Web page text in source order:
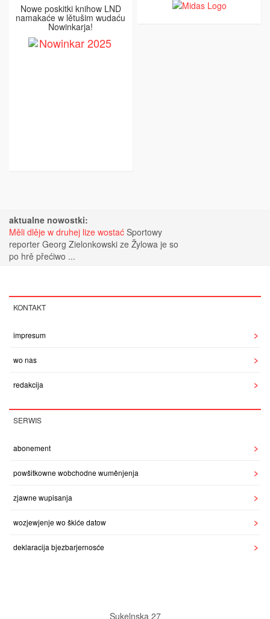
Nowe poskitki knihow LND
namakaće w lětušim wudaću
Nowinkarja!
aktualne nowostki:
Měli dlěje w druhej lize wostać Sportowy
reporter Georg Zielonkowski ze Žylowa je so
po hrě přećiwo ...
KONTAKT
impresum
wo nas
redakcija
SERWIS
abonement
powšitkowne wobchodne wuměnjenja
zjawne wupisanja
wozjewjenje wo škiće datow
deklaracija bjezbarjernosće
Sukelnska 27